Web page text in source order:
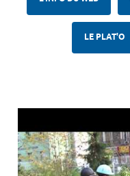
LE PLAT'O